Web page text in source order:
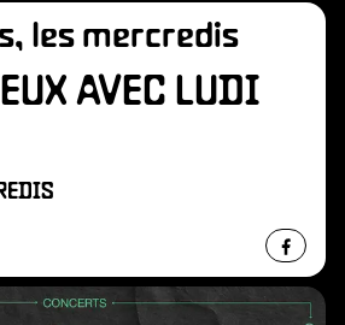
les mercredis
AVEC LUDI